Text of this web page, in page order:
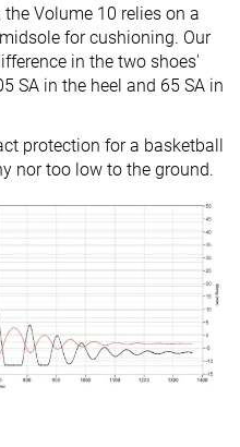
Volume 10 relies on a
for cushioning. Our
in the two shoes'
SA in the heel and 65 SA in
protection for a basketball
nor too low to the ground.